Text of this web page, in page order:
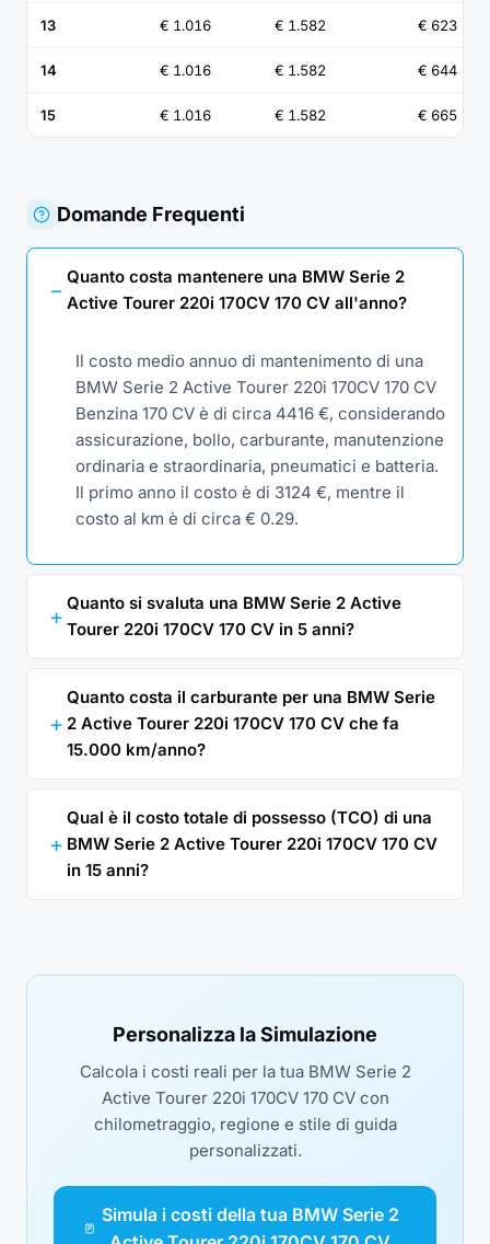
13 € 1.016 € 1.582 € 623
14 € 1.016 € 1.582 € 644
15 € 1.016 € 1.582 € 665
Domande Frequenti
Quanto costa mantenere una BMW Serie 2
Active Tourer 220i 170CV 170 CV all'anno?
Il costo medio annuo di mantenimento di una
BMW Serie 2 Active Tourer 220i 170CV 170 CV
Benzina 170 CV è di circa 4416 €, considerando
assicurazione, bollo, carburante, manutenzione
ordinaria e straordinaria, pneumatici e batteria.
Il primo anno il costo è di 3124 €, mentre il
costo al km è di circa € 0.29.
Quanto si svaluta una BMW Serie 2 Active
Tourer 220i 170CV 170 CV in 5 anni?
Quanto costa il carburante per una BMW Serie
2 Active Tourer 220i 170CV 170 CV che fa
15.000 km/anno?
Qual è il costo totale di possesso (TCO) di una
BMW Serie 2 Active Tourer 220i 170CV 170 CV
in 15 anni?
Personalizza la Simulazione
Calcola i costi reali per la tua BMW Serie 2
Active Tourer 220i 170CV 170 CV con
chilometraggio, regione e stile di guida
personalizzati.
Simula i costi della tua BMW Serie 2